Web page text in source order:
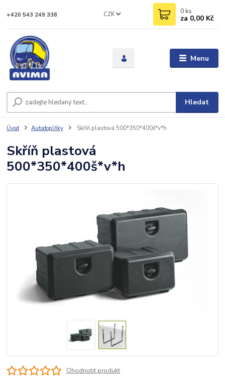
Menu
CZK
Hledat
+420 543 249 338 0 ks
za 0,00 Kč
Úvod Autodoplňky Skříň plastová 500*350*400š*v*h
Skříň plastová
500*350*400š*v*h
Ohodnotit produkt